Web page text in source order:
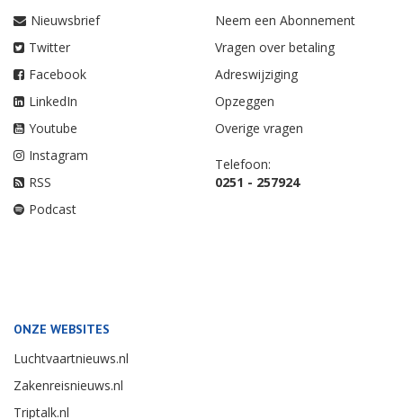
Nieuwsbrief
Twitter
Facebook
LinkedIn
Youtube
Instagram
RSS
Podcast
Neem een Abonnement
Vragen over betaling
Adreswijziging
Opzeggen
Overige vragen
Telefoon:
0251 - 257924
ONZE WEBSITES
Luchtvaartnieuws.nl
Zakenreisnieuws.nl
Triptalk.nl